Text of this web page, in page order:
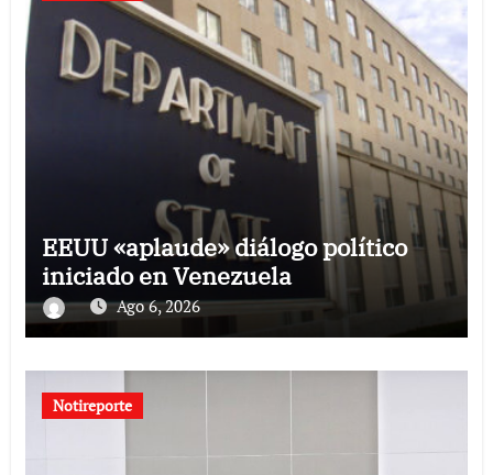
EEUU «aplaude» diálogo político
iniciado en Venezuela
Ago 6, 2026
Notireporte